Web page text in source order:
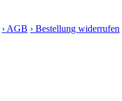
› AGB › Bestellung widerrufen